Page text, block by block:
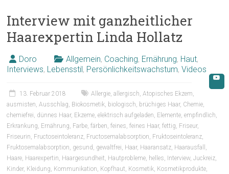
Interview mit ganzheitlicher
Haarexpertin Linda Hollatz
Doro Allgemein, Coaching, Ernährung, Haut,
Interviews, Lebensstil, Persönlichkeitswachstum,Videos
13. Februar 2018 Allergie,allergisch,Atopisches Ekzem,
ausmisten,Ausschlag, Biokosmetik, biologisch, brüchiges Haar, Chemie,
chemiefrei, dünnes Haar, Ekzeme,elektrisch aufgeladen, Elemente,empfindlich,
Erkrankung, Ernährung, Farbe,färben,feines,feines Haar,fettig, Friseur,
Friseurin, Fructoseintoleranz, Fructosemalabsorption, Fruktoseintoleranz,
Fruktosemalabsorption, gesund , gewaltfrei, Haar, Haaransatz, Haarausfall ,
Haare, Haarexpertin, Haargesundheit, Hautprobleme, helles, Interview,Juckreiz,
Kinder, Kleidung, Kommunikation, Kopfhaut, Kosmetik, Kosmetikprodukte,